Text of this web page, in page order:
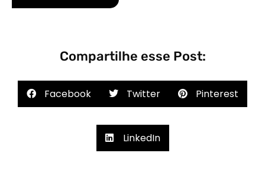
Compartilhe esse Post:
Facebook Twitter Pinterest
LinkedIn